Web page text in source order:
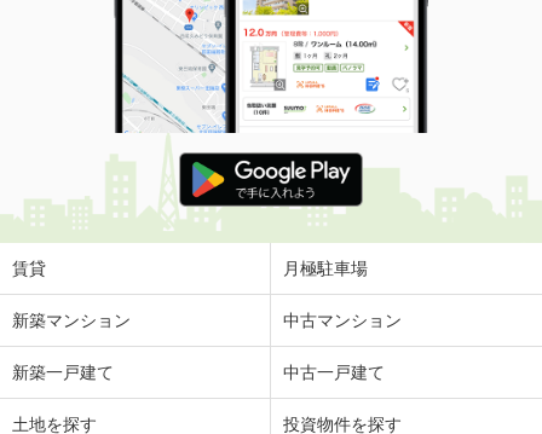
賃貸 月極駐車場
新築マンション 中古マンション
新築一戸建て 中古一戸建て
土地を探す 投資物件を探す